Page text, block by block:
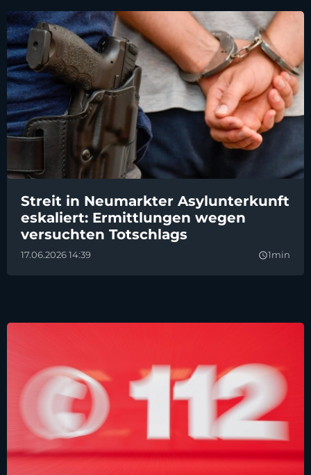
Streit in Neumarkter Asylunterkunft
eskaliert: Ermittlungen wegen
versuchten Totschlags
17.06.2026 14:39 query_builder1min